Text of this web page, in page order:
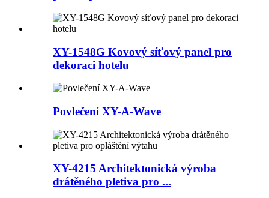
XY-1548G Kovový síťový panel pro
dekoraci hotelu
Povlečení XY-A-Wave
XY-4215 Architektonická výroba
drátěného pletiva pro ...